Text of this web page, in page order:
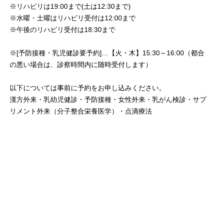
※リハビリは19:00まで(土は12:30まで)
※水曜・土曜はリハビリ受付は12:00まで
※午後のリハビリ受付は18:30まで
※[予防接種・乳児健診要予約]…【火・木】15:30～16:00（都合
の悪い場合は、診察時間内に随時受付します）
以下については事前に予約をお申し込みください。
漢方外来・乳幼児健診・予防接種・女性外来・乳がん検診・サプ
リメント外来（分子整合栄養医学）・点滴療法